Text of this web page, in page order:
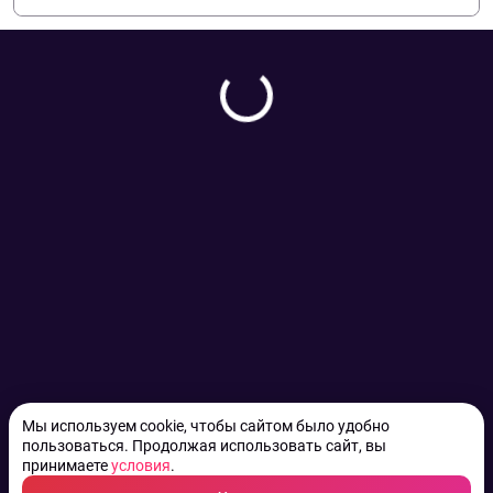
Мы используем cookie, чтобы сайтом было удобно
пользоваться. Продолжая использовать сайт, вы
принимаетеусловия.